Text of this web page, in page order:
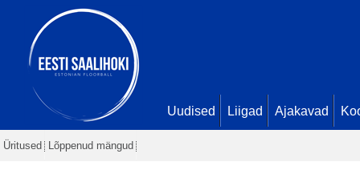
Uudised Liigad Ajakavad
Üritused Lõppenud mängud
29:59 -
värav
Känd. Seis11 - 0
35:57 -värav
Juhanson. Seis12 - 0
36:03 -karistus (202 - Kepi